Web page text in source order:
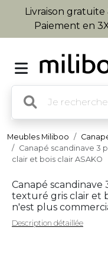
Livraison
Paiement en
Meubles Miliboo
Canapé scandinave 3
clair et bois clair ASAKO
Canapé
texturé gris clair et
n'est plus
Description détaillée